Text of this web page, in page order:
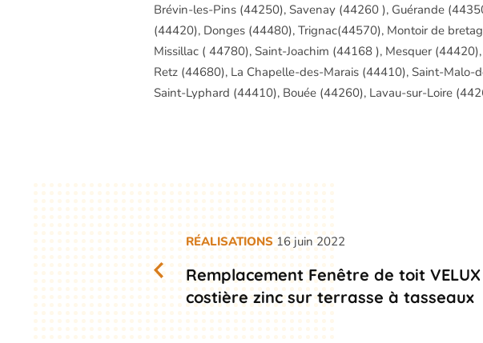
Brévin-les-Pins (44250), Savenay (44260 ), Guérande
(44420), Donges (44480), Trignac(44570), Montoir de
Missillac ( 44780), Saint-Joachim (44168 ), Mesquer
Retz (44680), La Chapelle-des-Marais (44410), Saint-
Saint-Lyphard (44410), Bouée (44260), Lavau-sur-Loire
RÉALISATIONS 16 juin 2022
Remplacement Fenêtre de toit
costière zinc sur terrasse à tasseaux